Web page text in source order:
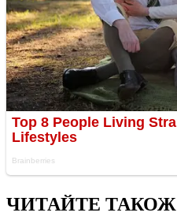
ЧИТАЙТЕ ТАКОЖ